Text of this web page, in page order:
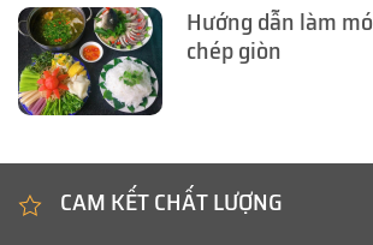
Hướng dẫn làm
chép giòn
CAM KẾT CHẤT LƯỢNG